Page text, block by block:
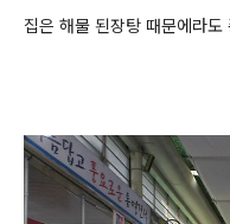
집은 해물 된장탕 때문에라